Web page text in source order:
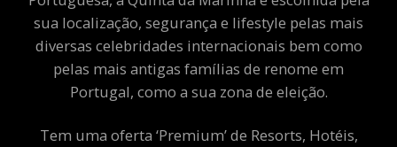
sua localização, segurança e lifestyle pelas mais
diversas celebridades internacionais bem como
pelas mais antigas famílias de renome em
Portugal, como a sua zona de eleição.
Tem uma oferta ‘Premium’ de Resorts, Hotéis,